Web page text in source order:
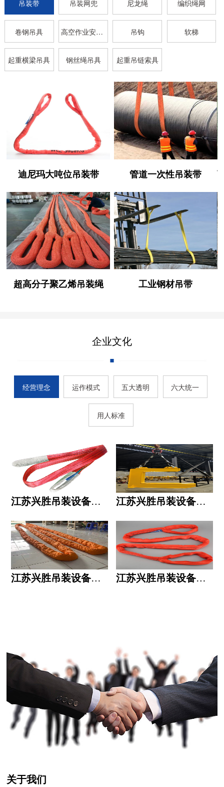
吊装带 吊装网兜 尼龙绳 编织绳网
卷钢吊具 高空作业安全带 吊钩 软梯
起重横梁吊具 钢丝绳吊具 起重吊链索具
迪尼玛大吨位吊装带 管道一次性吊装带
超高分子聚乙烯吊装绳 工业钢材吊带
企业文化
经营理念 运作模式 五大透明 六大统一
用人标准
江苏兴胜吊装设备有限公司的用人标准 江苏兴胜吊装设备有限公司的六大统一
江苏兴胜吊装设备有限公司五大透明 江苏兴胜吊装设备有限公司运作模式
关于我们